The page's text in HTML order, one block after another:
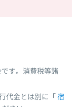
す。消費税等諸
代金とは別に「 宿